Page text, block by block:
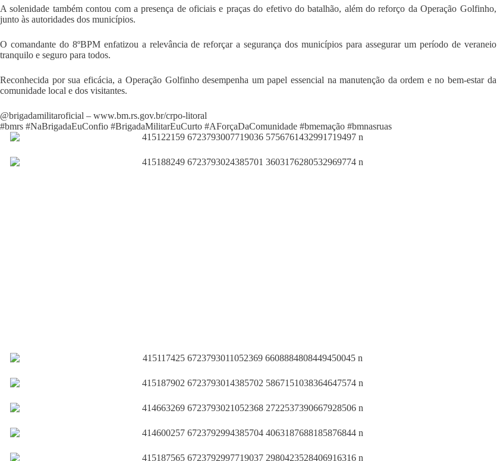
A solenidade também contou com a presença de oficiais e praças do efetivo do batalhão, além do reforço da Operação Golfinho,
junto às autoridades dos municípios.
O comandante do 8ºBPM enfatizou a relevância de reforçar a segurança dos municípios para assegurar um período de veraneio
tranquilo e seguro para todos.
Reconhecida por sua eficácia, a Operação Golfinho desempenha um papel essencial na manutenção da ordem e no bem-estar da
comunidade local e dos visitantes.
@brigadamilitaroficial – www.bm.rs.gov.br/crpo-litoral
#bmrs #NaBrigadaEuConfio #BrigadaMilitarEuCurto #AForçaDaComunidade #bmemação #bmnasruas